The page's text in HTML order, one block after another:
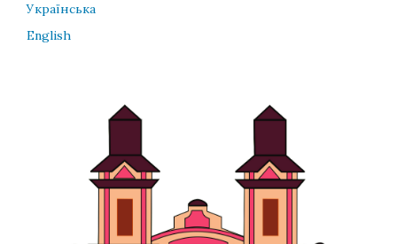
Українська
English